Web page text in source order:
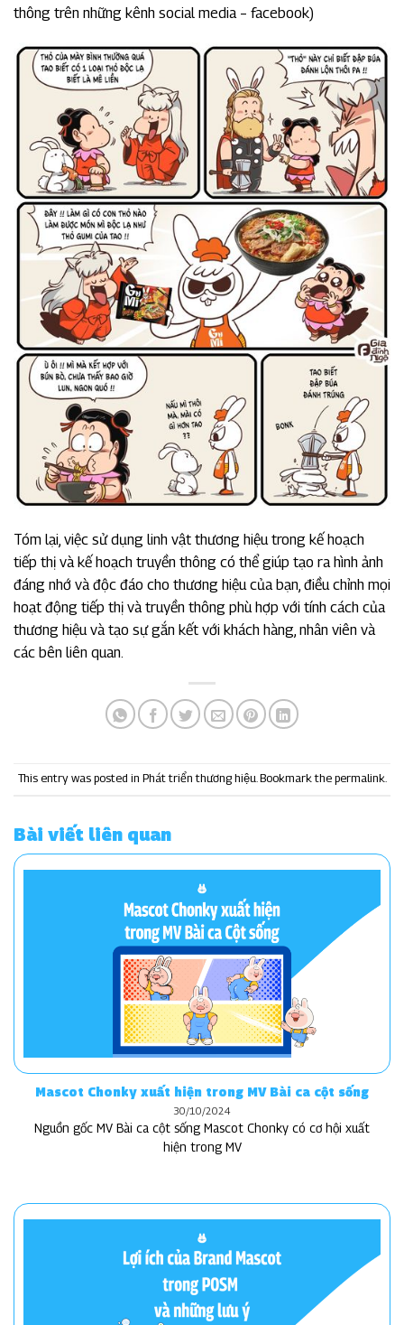
thông trên những kênh social media – facebook)
Tóm lại, việc sử dụng linh vật thương hiệu trong kế hoạch
tiếp thị và kế hoạch truyền thông có thể giúp tạo ra hình ảnh
đáng nhớ và độc đáo cho thương hiệu của bạn, điều chỉnh mọi
hoạt động tiếp thị và truyền thông phù hợp với tính cách của
thương hiệu và tạo sự gắn kết với khách hàng, nhân viên và
các bên liên quan.
This entry was posted in Phát triển thương hiệu. Bookmark the permalink.
Bài viết liên quan
Mascot Chonky xuất hiện trong MV Bài ca cột sống
30/10/2024
Nguồn gốc MV Bài ca cột sống Mascot Chonky có cơ hội xuất
hiện trong MV